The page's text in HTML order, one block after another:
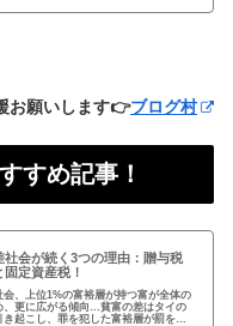
お願いします👉ブログ村
すめ記事！
社会が続く3つの理由：贈与税
固定資産税！
会、上位1%の富裕層が持つ富が全体の
、更に広がる傾向…貧富の差はタイの
起こし、罪を犯した富裕層が罰を免